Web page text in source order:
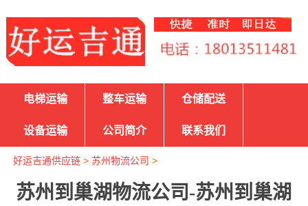
电梯运输 整车运输 仓储配送
设备运输 公司简介 联系我们
好运吉通供应链> 苏州物流公司 >
苏州到巢湖物流公司-苏州到巢湖